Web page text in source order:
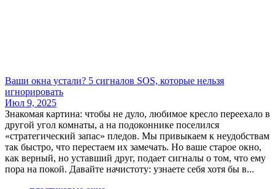
Ваши окна устали? 5 сигналов SOS, которые нельзя
игнорировать
Июл 9, 2025
Знакомая картина: чтобы не дуло, любимое кресло переехало в
другой угол комнаты, а на подоконнике поселился
«стратегический запас» пледов. Мы привыкаем к неудобствам
так быстро, что перестаем их замечать. Но ваше старое окно,
как верный, но уставший друг, подает сигналы о том, что ему
пора на покой. Давайте начистоту: узнаете себя хотя бы в...